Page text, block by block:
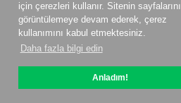
için çerezleri kullanır. Sitenin sayfalarını
görüntülemeye devam ederek, çerez
kullanımını kabul etmektesiniz.
Daha fazla bilgi edin
Anladım!